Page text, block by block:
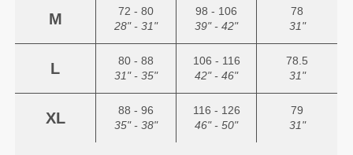
M
72 - 80
28" - 31"
98 - 106
39" - 42"
78
31"
L
80 - 88
31" - 35"
106 - 116
42" - 46"
78.5
31"
XL
88 - 96
35" - 38"
116 - 126
46" - 50"
79
31"